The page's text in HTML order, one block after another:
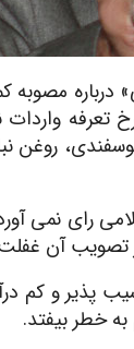
درباره
نرخ تعرفه
رای نمی
در تصویب آن
پذیر و کم
به خطر بیفتد.